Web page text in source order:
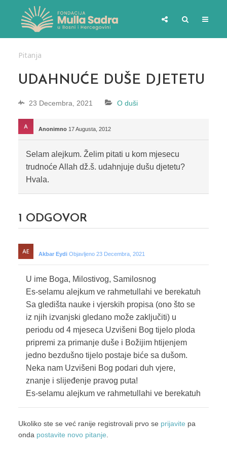
Pitanja
UDAHNUĆE DUŠE DJETETU
23 Decembra, 2021 O duši
Anonimno 17 Augusta, 2012
Selam alejkum. Želim pitati u kom mjesecu
trudnoće Allah dž.š. udahnjuje dušu djetetu?
Hvala.
1 ODGOVOR
Akbar Eydi Objavljeno 23 Decembra, 2021
U ime Boga, Milostivog, Samilosnog
Es-selamu alejkum ve rahmetullahi ve berekatuh
Sa gledišta nauke i vjerskih propisa (ono što se
iz njih izvanjski gledano može zaključiti) u
periodu od 4 mjeseca Uzvišeni Bog tijelo ploda
pripremi za primanje duše i Božijim htijenjem
jedno bezdušno tijelo postaje biće sa dušom.
Neka nam Uzvišeni Bog podari duh vjere,
znanje i slijeđenje pravog puta!
Es-selamu alejkum ve rahmetullahi ve berekatuh
Ukoliko ste se već ranije registrovali prvo se prijavite pa
onda postavite novo pitanje.